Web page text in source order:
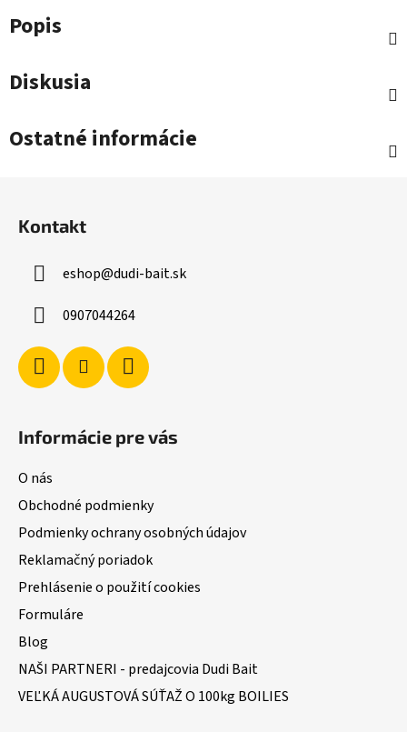
Popis
Diskusia
Ostatné informácie
Kontakt
eshop@dudi-bait.sk
0907044264
Informácie pre vás
O nás
Obchodné podmienky
Podmienky ochrany osobných údajov
Reklamačný poriadok
Prehlásenie o použití cookies
Formuláre
Blog
NAŠI PARTNERI - predajcovia Dudi Bait
VEĽKÁ AUGUSTOVÁ SÚŤAŽ O 100kg BOILIES